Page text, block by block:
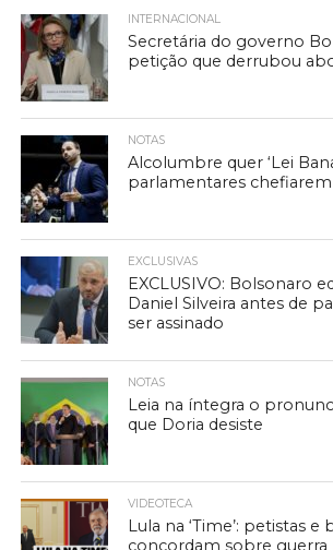
INTERNACIONAL
Secretária do governo
petição que derrubou
NOTAS
Alcolumbre quer ‘Lei
parlamentares
EXCLUSIVAS
EXCLUSIVO: Bolsonaro
Daniel Silveira antes de
ser assinado
NOTAS
Leia na íntegra o
que Doria desiste
VIDEOTECA
Lula na ‘Time’: petistas e
concordam sobre guerra